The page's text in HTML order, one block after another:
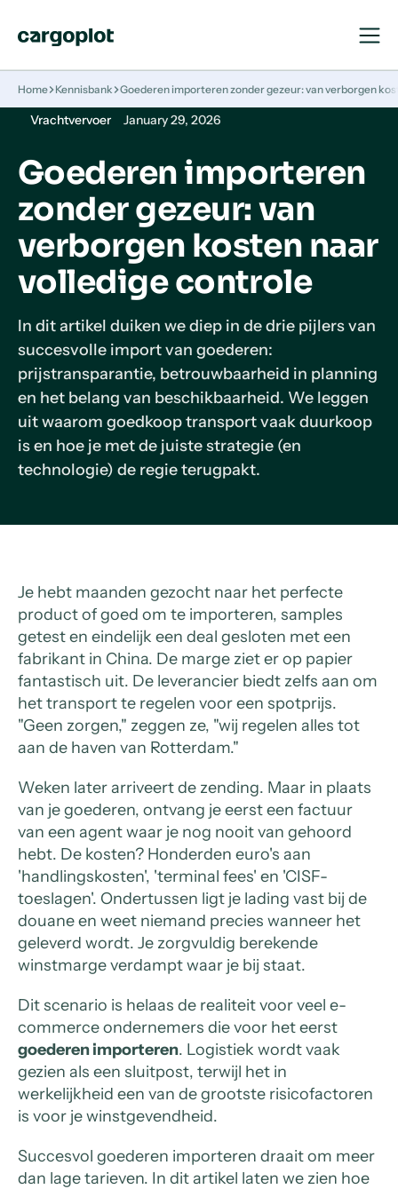
Open
Close
Home Kennisbank Goederen importeren zonder gezeur: van verborgen
Vrachtvervoer January 29, 2026
Goederen importeren
zonder gezeur: van
verborgen kosten naar
volledige controle
In dit artikel duiken we diep in de drie pijlers van
succesvolle import van goederen:
prijstransparantie, betrouwbaarheid in planning
en het belang van beschikbaarheid. We leggen
uit waarom goedkoop transport vaak duurkoop
is en hoe je met de juiste strategie (en
technologie) de regie terugpakt.
Je hebt maanden gezocht naar het perfecte
product of goed om te importeren, samples
getest en eindelijk een deal gesloten met een
fabrikant in China. De marge ziet er op papier
fantastisch uit. De leverancier biedt zelfs aan om
het transport te regelen voor een spotprijs.
"Geen zorgen," zeggen ze, "wij regelen alles tot
aan de haven van Rotterdam."
Weken later arriveert de zending. Maar in plaats
van je goederen, ontvang je eerst een factuur
van een agent waar je nog nooit van gehoord
hebt. De kosten? Honderden euro's aan
'handlingskosten', 'terminal fees' en 'CISF-
toeslagen'. Ondertussen ligt je lading vast bij de
douane en weet niemand precies wanneer het
geleverd wordt. Je zorgvuldig berekende
winstmarge verdampt waar je bij staat.
Dit scenario is helaas de realiteit voor veel e-
commerce ondernemers die voor het eerst
goederen importeren. Logistiek wordt vaak
gezien als een sluitpost, terwijl het in
werkelijkheid een van de grootste risicofactoren
is voor je winstgevendheid.
Succesvol goederen importeren draait om meer
dan lage tarieven. In dit artikel laten we zien hoe